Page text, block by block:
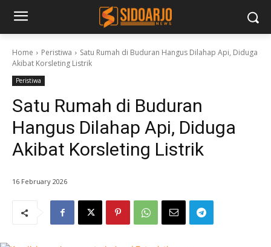
Home Peristiwa
Satu Rumah di Buduran Hangus Dilahap Api, Diduga
Akibat Korsleting Listrik
Peristiwa
Satu Rumah di Buduran
Hangus Dilahap Api, Diduga
Akibat Korsleting Listrik
16 February 2026